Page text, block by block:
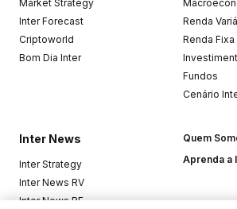
Market Strategy
Inter Forecast
Criptoworld
Bom Dia Inter
Renda
Renda Fixa
Fundos
Cenário
Inter News
Inter Strategy
Inter News RV
Inter News RF
Quem
Aprenda a